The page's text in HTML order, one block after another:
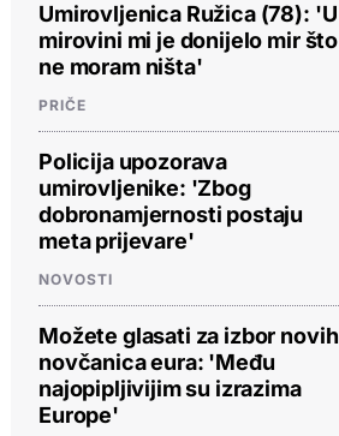
Umirovljenica Ružica (78): 'U
mirovini mi je donijelo mir što
ne moram ništa'
PRIČE
Policija upozorava
umirovljenike: 'Zbog
dobronamjernosti postaju
meta prijevare'
NOVOSTI
Možete glasati za izbor novih
novčanica eura: 'Među
najopipljivijim su izrazima
Europe'